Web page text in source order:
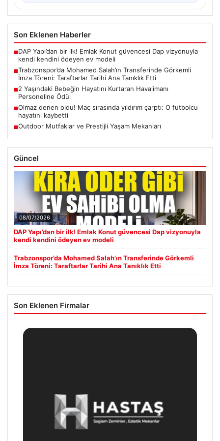
Son Eklenen Haberler
■DAP Yapı’dan bir ilk! Emlak Konut güvencesi Dap vizyonuyla
kendi kendini ödeyen ev modeli
■Trabzonspor’da Mohamed Salah’ın Transferinde Görkemli
İmza Töreni: Taraftarlar Tarihi Ana Tanıklık Etti
■2 Yaşındaki Bebeğin Hayatını Kurtaran Havalimanı
Personeline Ödül
■Olmaz denen oldu! Maç sırasında yıldırım çarptı: O futbolcu
hayatını kaybetti
■Outdoor Mutfaklar ve Prestijli Yaşam Mekanları
Güncel
08/07/2026
DAP Yapı’dan bir ilk! Emlak Konut güvencesi Dap vizyonuyla
kendi kendini ödeyen ev modeli
Trabzonspor’da Mohamed Salah’ın Transferinde Görkemli
İmza Töreni: Taraftarlar Tarihi Ana Tanıklık Etti
Son Eklenen Firmalar